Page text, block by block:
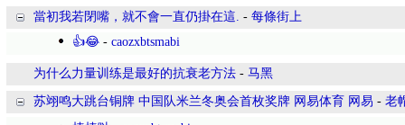
當初我若閉嘴，就不會一直仍掛在這. - 每條街上
👍😂 - caozxbtsmabi
为什么力量训练是最好的抗衰老方法 - 马黑
苏翊鸣大跳台铜牌 中国队米兰冬奥会首枚奖牌 网易体育 网易 - 老